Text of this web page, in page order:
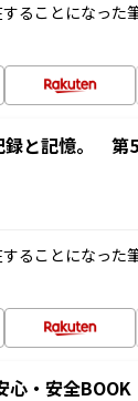
ることになった
録と記憶。 第
ることになった
心・安全BOOK